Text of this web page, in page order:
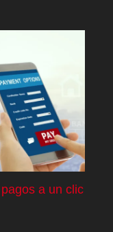
a un clic